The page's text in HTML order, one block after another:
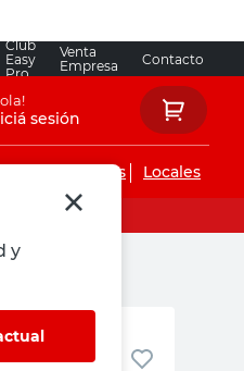
Club
Easy
Pro
Venta
Empresa
Contacto
y
sesión
de instalaciones Locales